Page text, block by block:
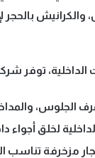
والكرانيش
توفر
الجلوس،
لخلق أجواء
مزخرفة تناسب